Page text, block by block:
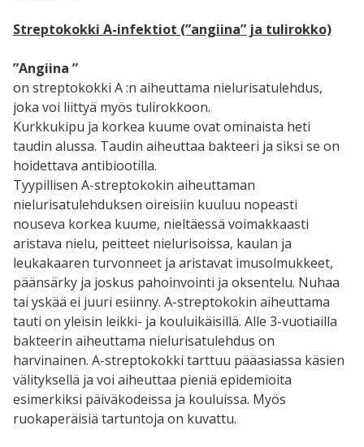
Streptokokki A-infektiot (”angiina” ja tulirokko)
”Angiina ”
on streptokokki A :n aiheuttama nielurisatulehdus,
joka voi liittyä myös tulirokkoon.
Kurkkukipu ja korkea kuume ovat ominaista heti
taudin alussa. Taudin aiheuttaa bakteeri ja siksi se on
hoidettava antibiootilla.
Tyypillisen A-streptokokin aiheuttaman
nielurisatulehduksen oireisiin kuuluu nopeasti
nouseva korkea kuume, nieltäessä voimakkaasti
aristava nielu, peitteet nielurisoissa, kaulan ja
leukakaaren turvonneet ja aristavat imusolmukkeet,
päänsärky ja joskus pahoinvointi ja oksentelu. Nuhaa
tai yskää ei juuri esiinny. A-streptokokin aiheuttama
tauti on yleisin leikki- ja kouluikäisillä. Alle 3-vuotiailla
bakteerin aiheuttama nielurisatulehdus on
harvinainen. A-streptokokki tarttuu pääasiassa käsien
välityksellä ja voi aiheuttaa pieniä epidemioita
esimerkiksi päiväkodeissa ja kouluissa. Myös
ruokaperäisiä tartuntoja on kuvattu.